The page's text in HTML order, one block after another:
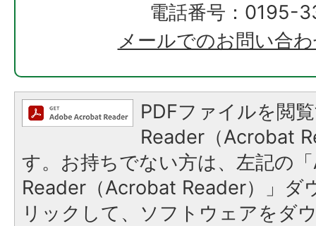
電話番号：0195-
メールでのお問い合
PDFファイルを閲
Reader（Acrobat
す。お持ちでない方は、左記の
Reader（Acrobat Reader）」ダ
リックして、ソフトウェアをダ